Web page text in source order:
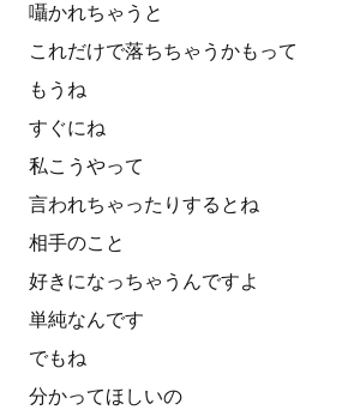
囁かれちゃうと
これだけで落ちちゃうかもって
もうね
すぐにね
私こうやって
言われちゃったりするとね
相手のこと
好きになっちゃうんですよ
単純なんです
でもね
分かってほしいの